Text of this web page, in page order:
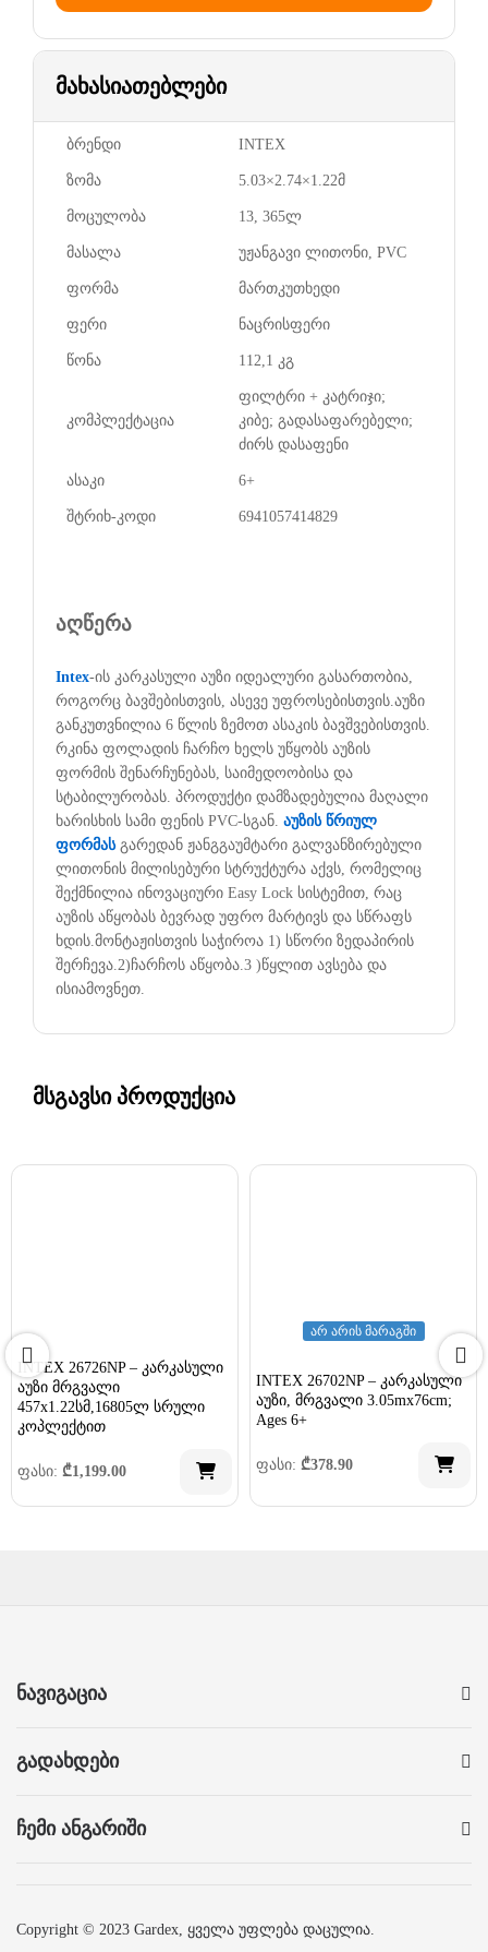
მახასიათებლები
ბრენდი INTEX
ზომა 5.03×2.74×1.22მ
მოცულობა 13, 365ლ
მასალა უჟანგავი ლითონი, PVC
ფორმა მართკუთხედი
ფერი ნაცრისფერი
წონა 112,1 კგ
კომპლექტაცია
ფილტრი + კატრიჯი;
კიბე; გადასაფარებელი;
ძირს დასაფენი
ასაკი 6+
შტრიხ-კოდი 6941057414829
აღწერა
Intex-ის კარკასული აუზი იდეალური გასართობია,
როგორც ბავშებისთვის, ასევე უფროსებისთვის.აუზი
განკუთვნილია 6 წლის ზემოთ ასაკის ბავშვებისთვის.
რკინა ფოლადის ჩარჩო ხელს უწყობს აუზის
ფორმის შენარჩუნებას, საიმედოობისა და
სტაბილურობას. პროდუქტი დამზადებულია მაღალი
ხარისხის სამი ფენის PVC-სგან. აუზის წრიულ
ფორმასგარედან ჟანგგაუმტარი გალვანზირებული
ლითონის მილისებური სტრუქტურა აქვს, რომელიც
შექმნილია ინოვაციური Easy Lock სისტემით, რაც
აუზის აწყობას ბევრად უფრო მარტივს და სწრაფს
ხდის.მონტაჟისთვის საჭიროა 1) სწორი ზედაპირის
შერჩევა.2)ჩარჩოს აწყობა.3 )წყლით ავსება და
ისიამოვნეთ.
მსგავსი პროდუქცია
INTEX 26726NP – კარკასული
აუზი მრგვალი
457х1.22სმ,16805ლ სრული
კოპლექტით
ფასი: ₾1,199.00
არ არის მარაგში
INTEX 26702NP – კარკასული
აუზი, მრგვალი 3.05mx76cm;
Ages 6+
ფასი: ₾378.90
ნავიგაცია
გადახდები
ჩემი ანგარიში
Copyright © 2023 Gardex, ყველა უფლება დაცულია.